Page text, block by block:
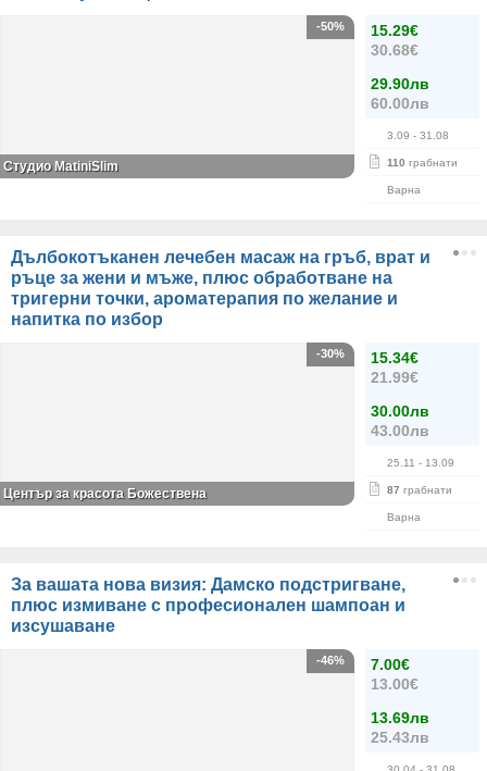
15.29€
30.68€
29.90лв
60.00лв
3.09 - 31.08
110 грабнати
Варна
-50%
Студио MatiniSlim
Дълбокотъканен лечебен масаж на гръб, врат и
ръце за жени и мъже, плюс обработване на
тригерни точки, ароматерапия по желание и
напитка по избор
15.34€
21.99€
30.00лв
43.00лв
25.11 - 13.09
87 грабнати
Варна
-30%
Център за красота Божествена
За вашата нова визия: Дамско подстригване,
плюс измиване с професионален шампоан и
изсушаване
7.00€
13.00€
13.69лв
25.43лв
-46%